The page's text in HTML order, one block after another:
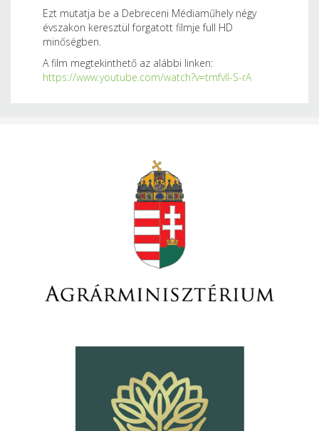
Ezt mutatja be a Debreceni Médiaműhely négy
évszakon keresztül forgatott filmje full HD
minőségben.
A film megtekinthető az alábbi linken:
https://www.youtube.com/watch?v=tmfvII-S-rA